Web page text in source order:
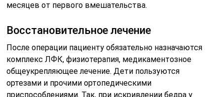
месяцев от первого вмешательства.
Восстановительное лечение
После операции пациенту обязательно назначаются
комплекс ЛФК, физиотерапия, медикаментозное
общеукрепляющее лечение. Дети пользуются
ортезами и прочими ортопедическими
приспособлениями. Так, при искривлении бедра у